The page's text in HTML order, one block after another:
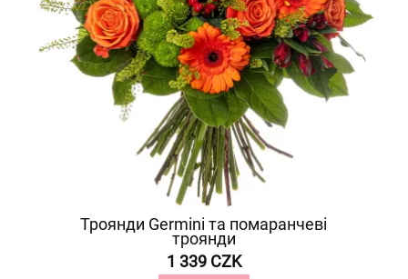
Троянди Germini та помаранчеві
троянди
1 339 CZK